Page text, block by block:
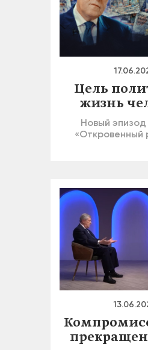
Цель
жизнь
Новый эпизод
«Откровенный